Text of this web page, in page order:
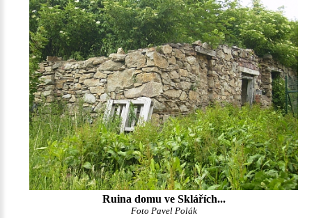
Ruina domu ve Sklářích...
Foto Pavel Polák